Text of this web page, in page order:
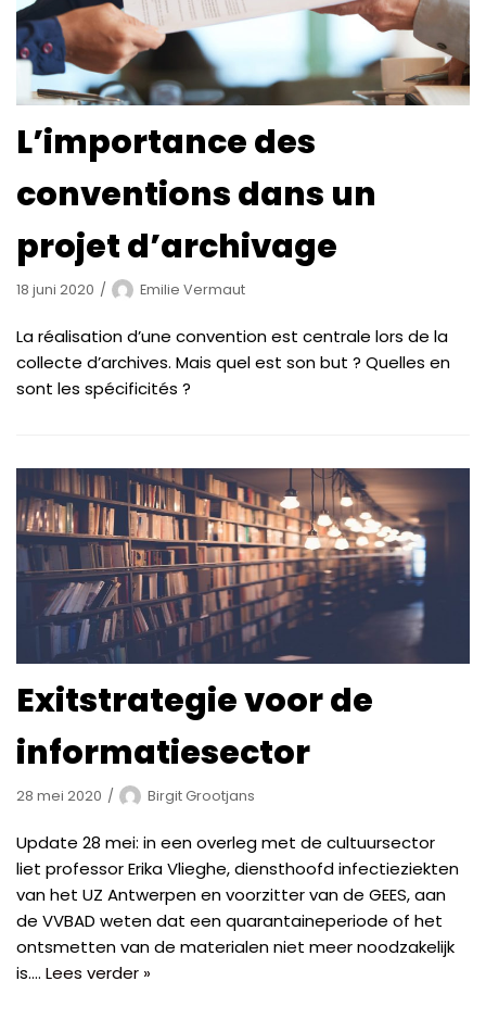
L’importance des
conventions dans un
projet d’archivage
18 juni 2020 Emilie Vermaut
La réalisation d’une convention est centrale lors de la
collecte d’archives. Mais quel est son but ? Quelles en
sont les spécificités ?
Exitstrategie voor de
informatiesector
28 mei 2020 Birgit Grootjans
Update 28 mei: in een overleg met de cultuursector
liet professor Erika Vlieghe, diensthoofd infectieziekten
van het UZ Antwerpen en voorzitter van de GEES, aan
de VVBAD weten dat een quarantaineperiode of het
ontsmetten van de materialen niet meer noodzakelijk
is.… Lees verder »